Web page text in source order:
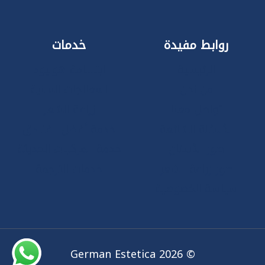
روابط مفيدة خدمات
© 2026 German Estetica